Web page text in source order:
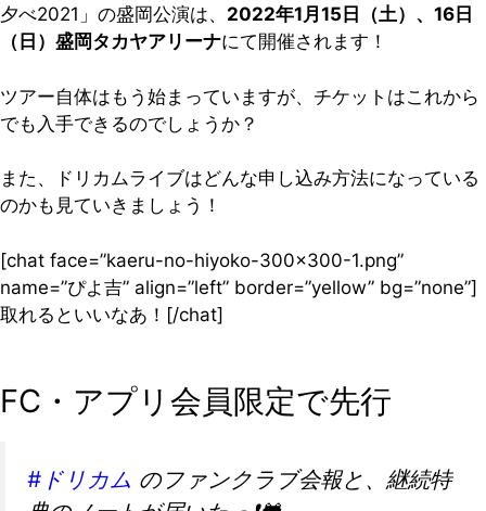
夕べ2021」の盛岡公演は、 2022年1月15日（土）、16日
（日）盛岡タカヤアリーナにて開催されます！
ツアー自体はもう始まっていますが、チケットはこれから
でも入手できるのでしょうか？
また、ドリカムライブはどんな申し込み方法になっている
のかも見ていきましょう！
[chat face=”kaeru-no-hiyoko-300×300-1.png”
name=”ぴよ吉” align=”left” border=”yellow” bg=”none”]
取れるといいなあ！[/chat]
FC・アプリ会員限定で先行
#ドリカム のファンクラブ会報と、継続特